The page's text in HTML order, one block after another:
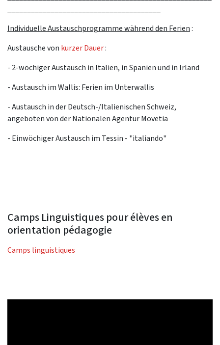
Individuelle Austauschprogramme während den Ferien:
Austausche von kurzer Dauer:
- 2-wöchiger Austausch in Italien, in Spanien und in Irland
- Austausch im Wallis: Ferien im Unterwallis
- Austausch in der Deutsch-/Italienischen Schweiz,
angeboten von der Nationalen Agentur Movetia
- Einwöchiger Austausch im Tessin - "italiando"
Camps Linguistiques pour élèves en
orientation pédagogie
Camps linguistiques